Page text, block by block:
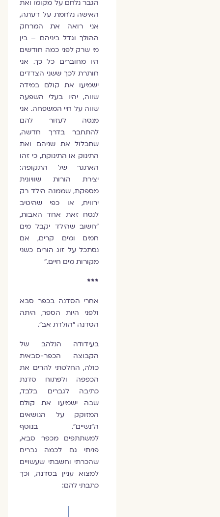
הגבר נלחם על מקומו ואת
האישה נלחמת על דעתה,
אני רואה את המרחק
ההולך וגדל ביניהם – בין
מי שרק לפני כמה חודשים
היו מחוברים כל כך. אני
חותרת לכך ששני הצדדים
ישמיעו את קולם במידה
שווה, יהיו בעלי השפעה
שווה על חיי המשפחה. אני
מנסה לעזור להם
להתחבר בדרך חדשה,
שתכלול את שניהם ואת
התינוק או התינוקת, כי זהו
האתגר של התקופה:
יצירת הורות שוויונית
מספקת, שממנה הילד רק
ירוויח, או כפי שהיטיב
לנסח זאת אחד האבות,
"חשוב שהילד יקבל מים
חמים ומים קרים, אם
נסתכל על זוג הורים כשני
מקורות מים חיים."
***
אחרי הסדנה בכפר סבא
ולפני היות הספר, היתה
הסדנה "הולדת אב".
בעידודה הנלהב של
הקבוצה הכפר-סבאית
כולה, החלטתי להרים את
הכפפה ולפתוח סדנת
כתיבה לגברים בלבד,
שבה ישמיעו את קולם
המזוקק על הנושאים
ה"נשיים". בנוסף
למשתתפים מכפר סבא,
פניתי גם לכמה גברים
שהכרתי וחשבתי שעשויים
למצוא עניין בסדנה, וכך
כתבתי להם: